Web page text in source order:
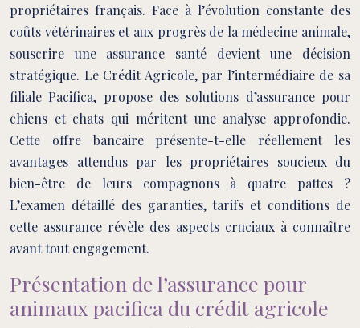
propriétaires français. Face à l’évolution constante des
coûts vétérinaires et aux progrès de la médecine animale,
souscrire une assurance santé devient une décision
stratégique. Le Crédit Agricole, par l’intermédiaire de sa
filiale Pacifica, propose des solutions d’assurance pour
chiens et chats qui méritent une analyse approfondie.
Cette offre bancaire présente-t-elle réellement les
avantages attendus par les propriétaires soucieux du
bien-être de leurs compagnons à quatre pattes ?
L’examen détaillé des garanties, tarifs et conditions de
cette assurance révèle des aspects cruciaux à connaître
avant tout engagement.
Présentation de l’assurance pour
animaux pacifica du crédit agricole